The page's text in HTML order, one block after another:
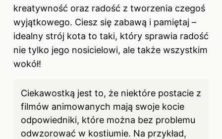
kreatywność oraz radość z tworzenia czegoś
wyjątkowego. Ciesz się zabawą i pamiętaj –
idealny strój kota to taki, który sprawia radość
nie tylko jego nosicielowi, ale także wszystkim
wokół!
Ciekawostką jest to, że niektóre postacie z
filmów animowanych mają swoje kocie
odpowiedniki, które można bez problemu
odwzorować w kostiumie. Na przykład,